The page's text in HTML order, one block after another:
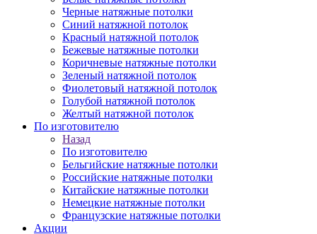
Черные натяжные потолки
Синий натяжной потолок
Красный натяжной потолок
Бежевые натяжные потолки
Коричневые натяжные потолки
Зеленый натяжной потолок
Фиолетовый натяжной потолок
Голубой натяжной потолок
Желтый натяжной потолок
По изготовителю
Назад
По изготовителю
Бельгийские натяжные потолки
Российские натяжные потолки
Китайские натяжные потолки
Немецкие натяжные потолки
Французские натяжные потолки
Акции